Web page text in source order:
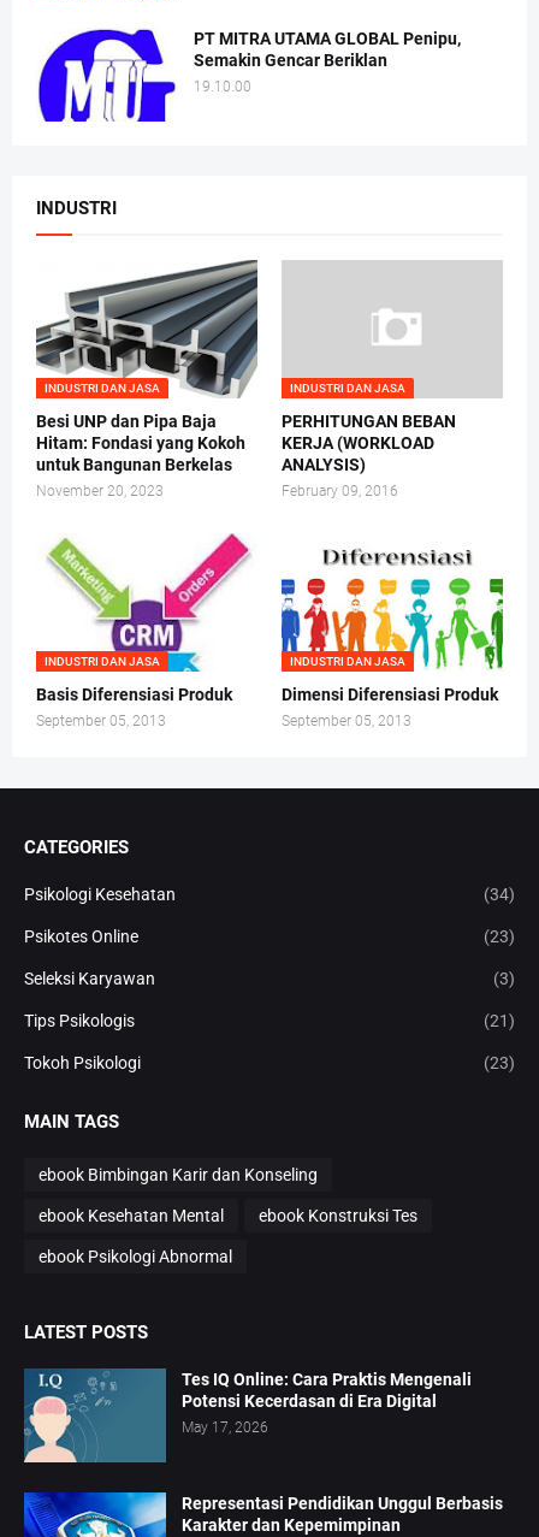
PT MITRA UTAMA GLOBAL Penipu,
Semakin Gencar Beriklan
19.10.00
INDUSTRI
INDUSTRI DAN JASA
Besi UNP dan Pipa Baja
Hitam: Fondasi yang Kokoh
untuk Bangunan Berkelas
November 20, 2023
INDUSTRI DAN JASA
PERHITUNGAN BEBAN
KERJA (WORKLOAD
ANALYSIS)
February 09, 2016
INDUSTRI DAN JASA
Basis Diferensiasi Produk
September 05, 2013
INDUSTRI DAN JASA
Dimensi Diferensiasi Produk
September 05, 2013
CATEGORIES
Psikologi Kesehatan (34)
Psikotes Online (23)
Seleksi Karyawan (3)
Tips Psikologis (21)
Tokoh Psikologi (23)
MAIN TAGS
ebook Bimbingan Karir dan Konseling
ebook Kesehatan Mental ebook Konstruksi Tes
ebook Psikologi Abnormal
LATEST POSTS
Tes IQ Online: Cara Praktis Mengenali
Potensi Kecerdasan di Era Digital
May 17, 2026
Representasi Pendidikan Unggul Berbasis
Karakter dan Kepemimpinan